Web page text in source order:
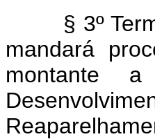
§ 3º
mandará
montante